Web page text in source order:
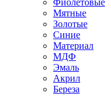
Фиолетовые
Мятные
Золотые
Синие
Материал
МДФ
Эмаль
Акрил
Береза